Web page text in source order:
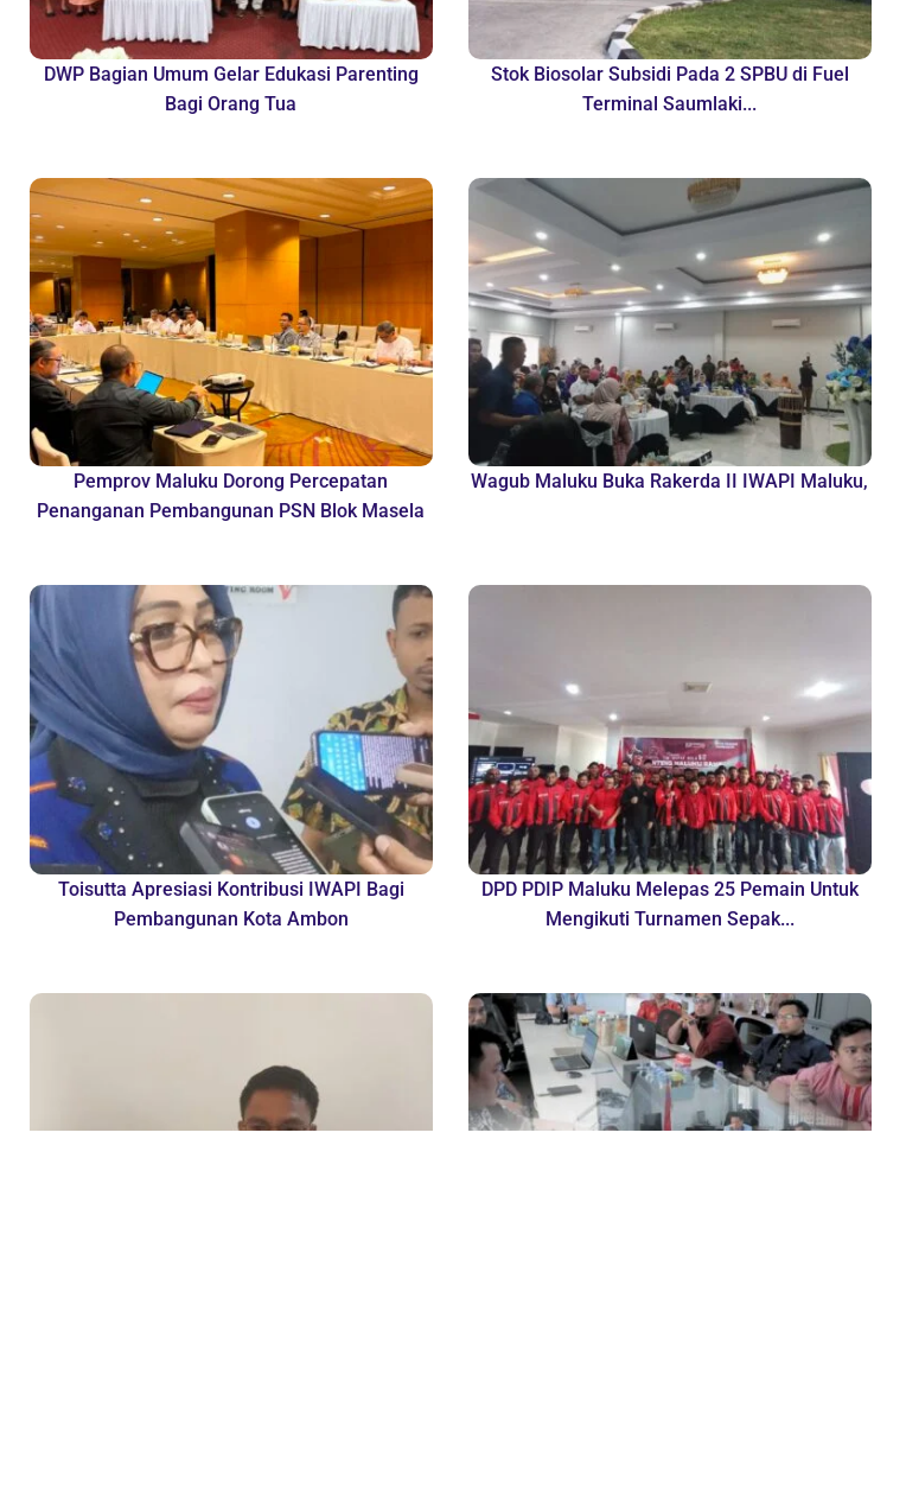
DWP Bagian Umum Gelar Edukasi Parenting
Bagi Orang Tua
Stok Biosolar Subsidi Pada 2 SPBU di Fuel
Terminal Saumlaki...
Pemprov Maluku Dorong Percepatan
Penanganan Pembangunan PSN Blok Masela
Wagub Maluku Buka Rakerda II IWAPI Maluku,
Toisutta Apresiasi Kontribusi IWAPI Bagi
Pembangunan Kota Ambon
DPD PDIP Maluku Melepas 25 Pemain Untuk
Mengikuti Turnamen Sepak...